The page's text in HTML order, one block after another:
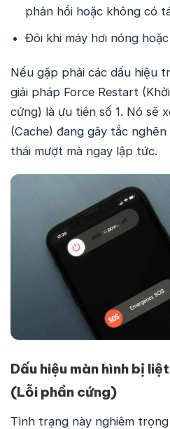
phản hồi hoặc không có
Đôi khi máy hơi nóng
Nếu gặp phải các dấu hiệu
giải pháp Force Restart
cứng) là ưu tiên số 1. Nó sẽ
(Cache) đang gây tắc
thái mượt mà ngay lập tức.
Dấu hiệu màn hình bị
(Lỗi phần cứng)
Tình trạng này nghiêm